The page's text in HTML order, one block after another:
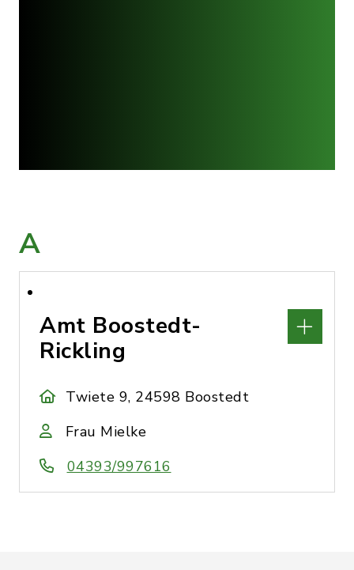
A
Amt Boostedt-
Rickling
Twiete 9, 24598 Boostedt
Frau Mielke
04393/997616